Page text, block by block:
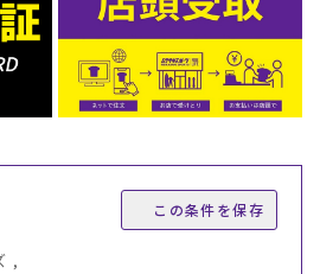
この条件を保存
,